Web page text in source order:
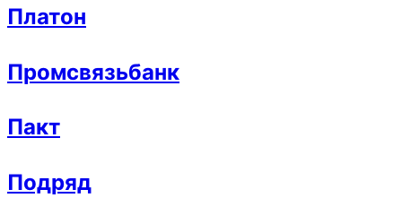
Платон
Промсвязьбанк
Пакт
Подряд